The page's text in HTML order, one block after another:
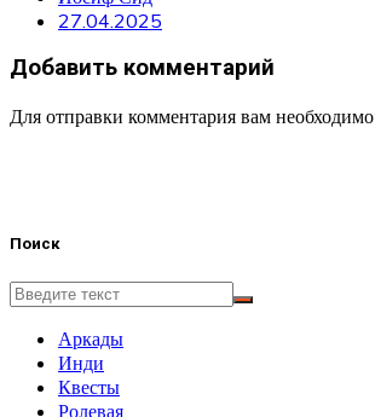
27.04.2025
Добавить комментарий
Для отправки комментария вам необходимо
Поиск
Аркады
Инди
Квесты
Ролевая